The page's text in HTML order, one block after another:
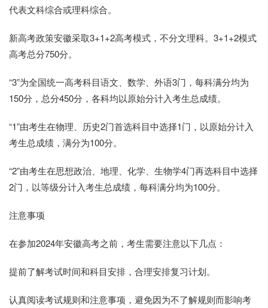
代表文科综合或理科综合。
新高考政策安徽采取3+1+2高考模式，不分文理科。3+1+2模式
高考总分750分。
“3”为全国统一高考科目语文、数学、外语3门，每科满分均为
150分，总分450分，各科均以原始分计入考生总成绩。
“1”由考生在物理、历史2门首选科目中选择1门，以原始分计入
考生总成绩，满分为100分。
“2”由考生在思想政治、地理、化学、生物学4门再选科目中选择
2门，以等级分计入考生总成绩，每科满分均为100分。
注意事项
在参加2024年安徽高考之前，考生需要注意以下几点：
提前了解考试时间和科目安排，合理安排复习计划。
认真阅读考试规则和注意事项，避免因为不了解规则而影响考